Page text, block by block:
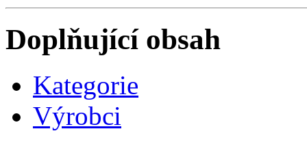
Doplňující obsah
Kategorie
Výrobci